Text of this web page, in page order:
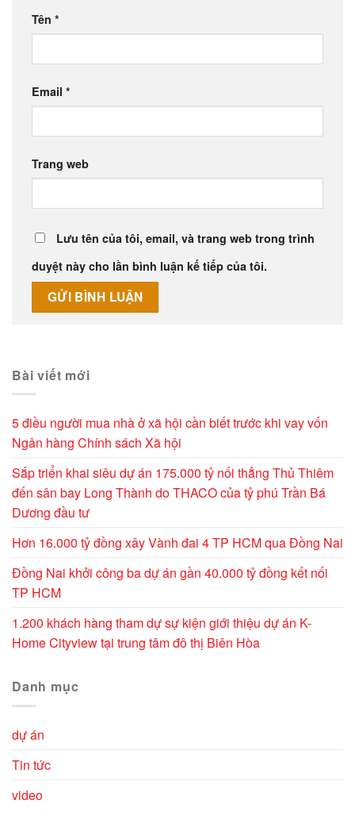
Tên *
Email *
Trang web
Lưu tên của tôi, email, và trang web trong trình
duyệt này cho lần bình luận kế tiếp của tôi.
Bài viết mới
5 điều người mua nhà ở xã hội cần biết trước khi vay vốn
Ngân hàng Chính sách Xã hội
Sắp triển khai siêu dự án 175.000 tỷ nối thẳng Thủ Thiêm
đến sân bay Long Thành do THACO của tỷ phú Trần Bá
Dương đầu tư
Hơn 16.000 tỷ đồng xây Vành đai 4 TP HCM qua Đồng Nai
Đồng Nai khởi công ba dự án gần 40.000 tỷ đồng kết nối
TP HCM
1.200 khách hàng tham dự sự kiện giới thiệu dự án K-
Home Cityview tại trung tâm đô thị Biên Hòa
Danh mục
dự án
Tin tức
video